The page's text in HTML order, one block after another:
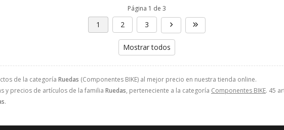
de la categoría Ruedas (Componentes BIKE) al mejor precio en nuestra tienda online.
y precios de artículos de la familia Ruedas, perteneciente a la categoría Componentes BIKE. 45
.
Página 1 de 3
1 2 3
Mostrar todos